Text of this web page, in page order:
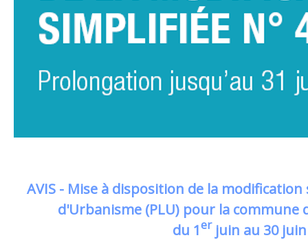
AVIS - Mise à disposition de la
d'Urbanisme (PLU) pour la commune
du 1er juin au 30